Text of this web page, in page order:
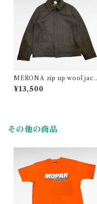
MERONA zip up wool jack
et
¥13,500
その他の商品